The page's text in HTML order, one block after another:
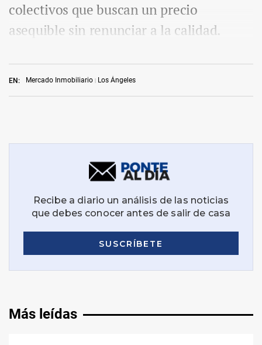
EN: Mercado Inmobiliario Los Ángeles
colectivos que buscan un precio
asequible sin renunciar a la calidad.
Más leídas